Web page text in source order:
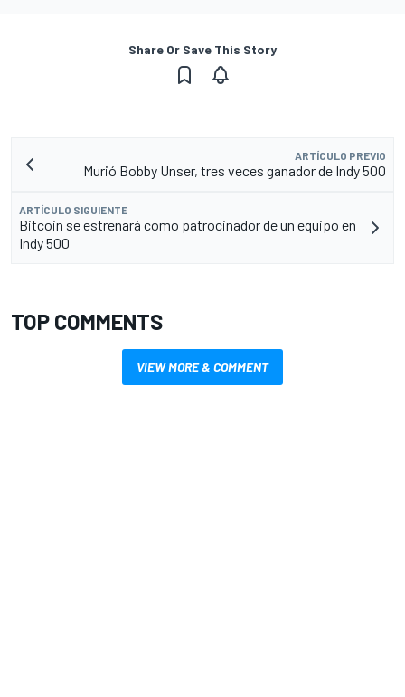
Share Or Save This Story
ARTÍCULO PREVIO
Murió Bobby Unser, tres veces ganador de Indy 500
ARTÍCULO SIGUIENTE
Bitcoin se estrenará como patrocinador de un equipo en
Indy 500
TOP COMMENTS
VIEW MORE & COMMENT